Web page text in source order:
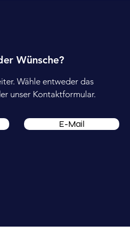
Wünsche?
Wähle entweder das
unser Kontaktformular.
E-Mail